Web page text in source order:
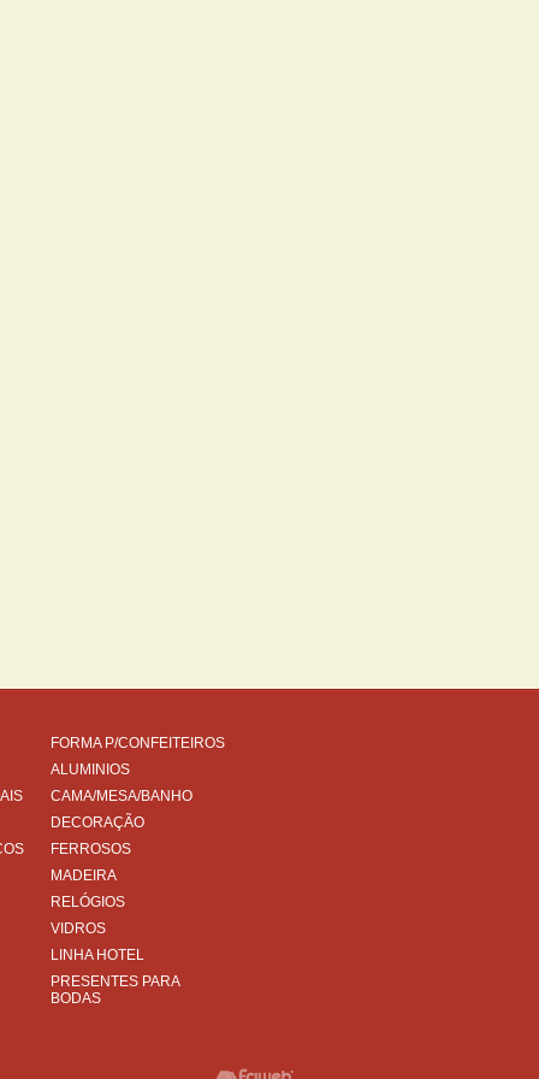
FORMA P/CONFEITEIROS
ALUMINIOS
CAMA/MESA/BANHO
DECORAÇÃO
FERROSOS
MADEIRA
RELÓGIOS
VIDROS
LINHA HOTEL
PRESENTES PARA
BODAS